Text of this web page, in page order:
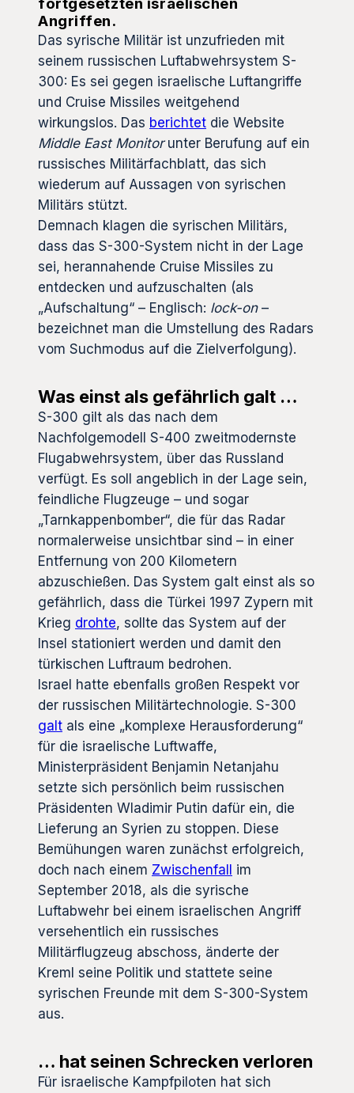
Angriffen.
Das syrische Militär ist unzufrieden mit
seinem russischen Luftabwehrsystem S-
300: Es sei gegen israelische Luftangriffe
und Cruise Missiles weitgehend
wirkungslos. Das berichtet die Website
Middle East Monitorunter Berufung auf ein
russisches Militärfachblatt, das sich
wiederum auf Aussagen von syrischen
Militärs stützt.
Demnach klagen die syrischen Militärs,
dass das S-300-System nicht in der Lage
sei, herannahende Cruise Missiles zu
entdecken und aufzuschalten (als
„Aufschaltung“ – Englisch: lock-on–
bezeichnet man die Umstellung des Radars
vom Suchmodus auf die Zielverfolgung).
Was einst als gefährlich galt …
S-300 gilt als das nach dem
Nachfolgemodell S-400 zweitmodernste
Flugabwehrsystem, über das Russland
verfügt. Es soll angeblich in der Lage sein,
feindliche Flugzeuge – und sogar
„Tarnkappenbomber“, die für das Radar
normalerweise unsichtbar sind – in einer
Entfernung von 200 Kilometern
abzuschießen. Das System galt einst als so
gefährlich, dass die Türkei 1997 Zypern mit
Krieg drohte, sollte das System auf der
Insel stationiert werden und damit den
türkischen Luftraum bedrohen.
Israel hatte ebenfalls großen Respekt vor
der russischen Militärtechnologie. S-300
galt als eine „komplexe Herausforderung“
für die israelische Luftwaffe,
Ministerpräsident Benjamin Netanjahu
setzte sich persönlich beim russischen
Präsidenten Wladimir Putin dafür ein, die
Lieferung an Syrien zu stoppen. Diese
Bemühungen waren zunächst erfolgreich,
doch nach einem Zwischenfall im
September 2018, als die syrische
Luftabwehr bei einem israelischen Angriff
versehentlich ein russisches
Militärflugzeug abschoss, änderte der
Kreml seine Politik und stattete seine
syrischen Freunde mit dem S-300-System
aus.
… hat seinen Schrecken verloren
Für israelische Kampfpiloten hat sich